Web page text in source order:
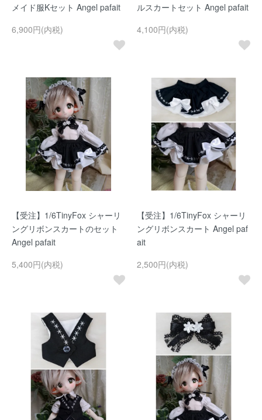
メイド服Kセット Angel pafait
6,900円(内税)
ルスカートセット Angel pafait
4,100円(内税)
【受注】1/6TinyFox シャーリ
ングリボンスカートのセット
Angel pafait
5,400円(内税)
【受注】1/6TinyFox シャーリ
ングリボンスカート Angel paf
ait
2,500円(内税)